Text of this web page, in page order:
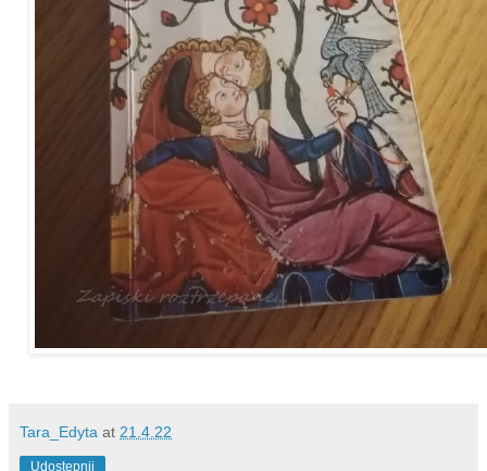
Tara_Edyta at 21.4.22
Udostępnij